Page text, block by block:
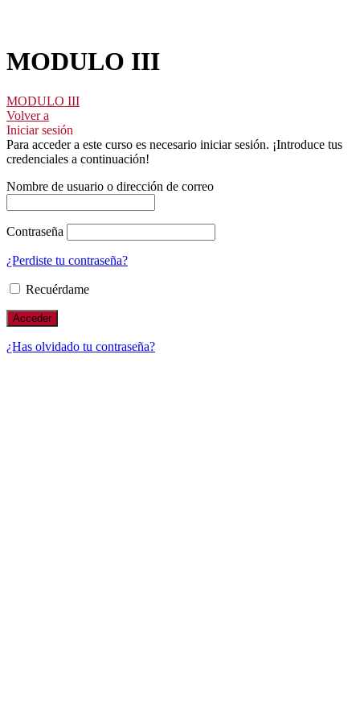
MODULO III
MODULO III
Volver a
Iniciar sesión
Para acceder a este curso es necesario iniciar sesión. ¡Introduce tus
credenciales a continuación!
Nombre de usuario o dirección de correo
Contraseña
¿Perdiste tu contraseña?
Recuérdame
¿Has olvidado tu contraseña?